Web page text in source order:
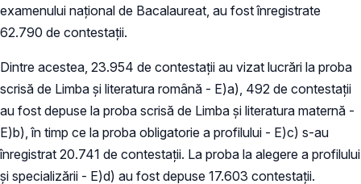
examenului național de Bacalaureat, au fost înregistrate
62.790 de contestații.
Dintre acestea, 23.954 de contestații au vizat lucrări la proba
scrisă de Limba și literatura română - E)a), 492 de contestații
au fost depuse la proba scrisă de Limba și literatura maternă -
E)b), în timp ce la proba obligatorie a profilului - E)c) s-au
înregistrat 20.741 de contestații. La proba la alegere a profilului
și specializării - E)d) au fost depuse 17.603 contestații.